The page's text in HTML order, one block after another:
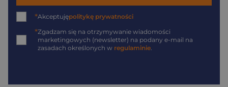
*Akceptujępolitykę prywatności
*Zgadzam się na otrzymywanie wiadomości
marketingowych (newsletter) na podany e-mail na
zasadach określonych w regulaminie